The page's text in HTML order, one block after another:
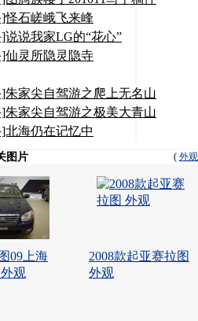
怪石嵯峨飞来峰
说说我家LG的“花心”
仙灵所隐灵隐寺
朱家尖自驾游之爬上无名山
朱家尖自驾游之极美大青山
北海仍在记忆中
( 外观
图片
09上海
观
2008款起亚赛拉图
外观